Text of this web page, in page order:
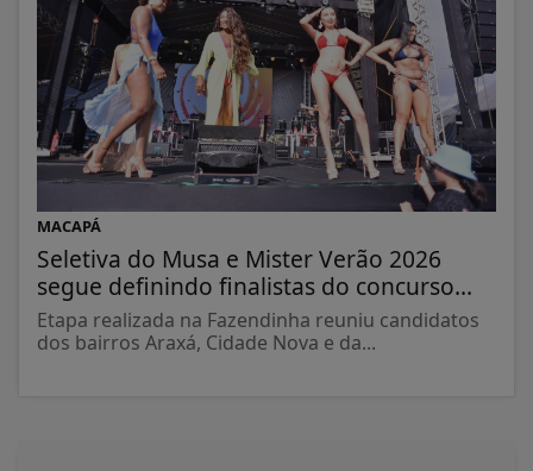
MACAPÁ
Seletiva do Musa e Mister Verão 2026
segue definindo finalistas do concurso...
Etapa realizada na Fazendinha reuniu candidatos
dos bairros Araxá, Cidade Nova e da...